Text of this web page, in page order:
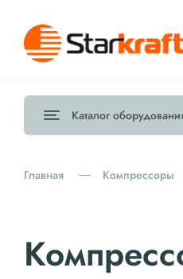
Каталог
Главная Компрессоры